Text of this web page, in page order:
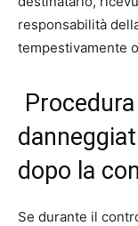
responsabilità
tempestivamente
dopo la
Se durante il